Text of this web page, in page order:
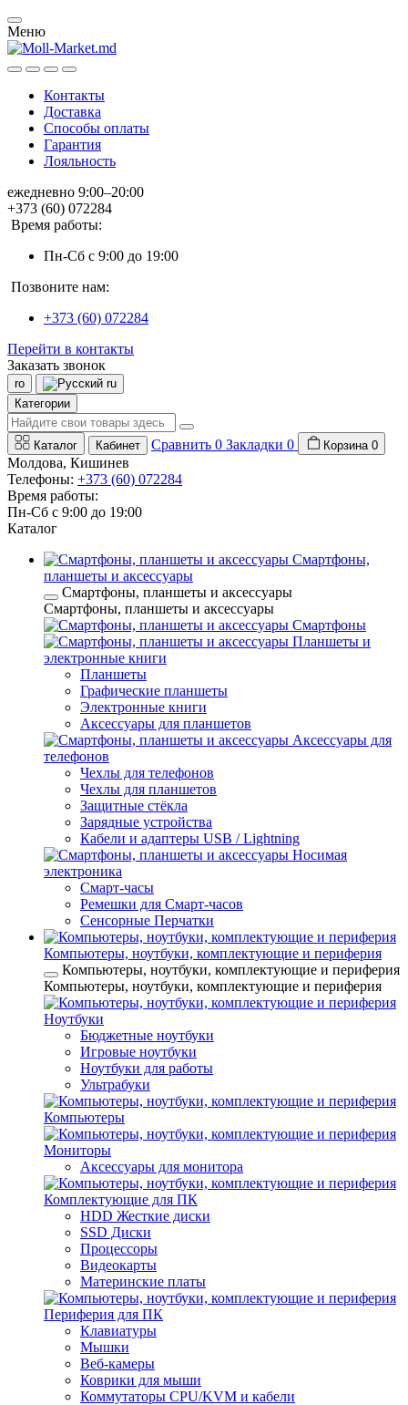
Меню
Контакты
Доставка
Способы оплаты
Гарантия
Лояльность
ежедневно 9:00–20:00
+373 (60) 072284
Время работы:
Пн-Сб с 9:00 до 19:00
Позвоните нам:
+373 (60) 072284
Перейти в контакты
Заказать звонок
ro
ru
Категории
Каталог Кабинет Сравнить 0 Закладки 0 Корзина 0
Молдова, Кишинев
Телефоны: +373 (60) 072284
Время работы:
Пн-Сб с 9:00 до 19:00
Каталог
Смартфоны,
планшеты и аксессуары
Смартфоны, планшеты и аксессуары
Смартфоны, планшеты и аксессуары
Смартфоны
Планшеты и
электронные книги
Планшеты
Графические планшеты
Электронные книги
Аксессуары для планшетов
Аксессуары для
телефонов
Чехлы для телефонов
Чехлы для планшетов
Защитные стёкла
Зарядные устройства
Кабели и адаптеры USB / Lightning
Носимая
электроника
Смарт-часы
Ремешки для Смарт-часов
Сенсорные Перчатки
Компьютеры, ноутбуки, комплектующие и периферия
Компьютеры, ноутбуки, комплектующие и периферия
Компьютеры, ноутбуки, комплектующие и периферия
Ноутбуки
Бюджетные ноутбуки
Игровые ноутбуки
Ноутбуки для работы
Ультрабуки
Компьютеры
Мониторы
Аксессуары для монитора
Комплектующие для ПК
HDD Жесткие диски
SSD Диски
Процессоры
Видеокарты
Материнские платы
Периферия для ПК
Клавиатуры
Мышки
Веб-камеры
Коврики для мыши
Коммутаторы CPU/KVM и кабели